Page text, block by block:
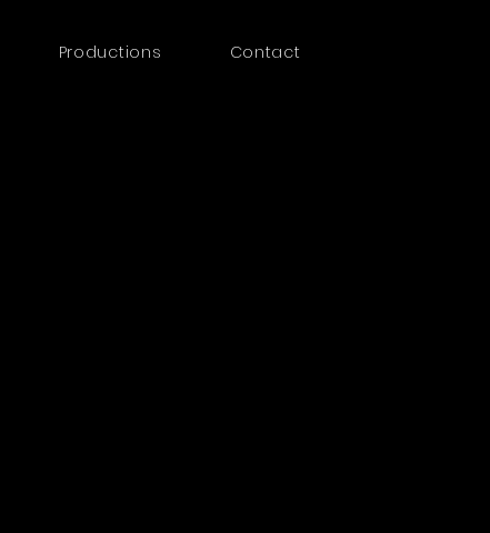
Productions Contact